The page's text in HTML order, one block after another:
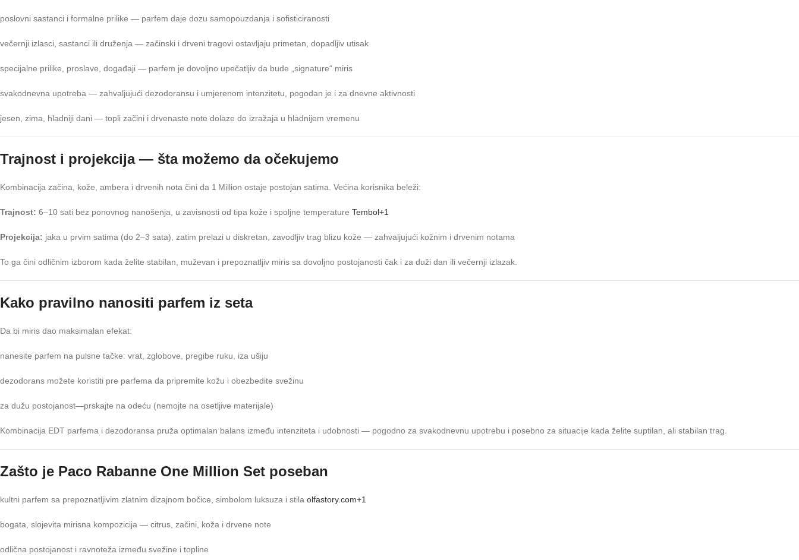
poslovni sastanci i formalne prilike — parfem daje dozu samopouzdanja i sofisticiranosti
večernji izlasci, sastanci ili druženja — začinski i drveni tragovi ostavljaju primetan, dopadljiv utisak
specijalne prilike, proslave, događaji — parfem je dovoljno upečatljiv da bude „signature“ miris
svakodnevna upotreba — zahvaljujući dezodoransu i umjerenom intenzitetu, pogodan je i za dnevne aktivnosti
jesen, zima, hladniji dani — topli začini i drvenaste note dolaze do izražaja u hladnijem vremenu
Trajnost i projekcija — šta možemo da očekujemo
Kombinacija začina, kože, ambera i drvenih nota čini da 1 Million ostaje postojan satima. Većina korisnika beleži:
Trajnost: 6–10 sati bez ponovnog nanošenja, u zavisnosti od tipa kože i spoljne temperature Tembol+1
Projekcija: jaka u prvim satima (do 2–3 sata), zatim prelazi u diskretan, zavodljiv trag blizu kože — zahvaljujući kožnim i drvenim notama
To ga čini odličnim izborom kada želite stabilan, muževan i prepoznatljiv miris sa dovoljno postojanosti čak i za duži dan ili večernji izlazak.
Kako pravilno nanositi parfem iz seta
Da bi miris dao maksimalan efekat:
nanesite parfem na pulsne tačke: vrat, zglobove, pregibe ruku, iza ušiju
dezodorans možete koristiti pre parfema da pripremite kožu i obezbedite svežinu
za dužu postojanost—prskajte na odeću (nemojte na osetljive materijale)
Kombinacija EDT parfema i dezodoransa pruža optimalan balans između intenziteta i udobnosti — pogodno za svakodnevnu upotrebu i posebno za situacije kada želite suptilan, ali stabilan trag.
Zašto je Paco Rabanne One Million Set poseban
kultni parfem sa prepoznatljivim zlatnim dizajnom bočice, simbolom luksuza i stila olfastory.com+1
bogata, slojevita mirisna kompozicija — citrus, začini, koža i drvene note
odlična postojanost i ravnoteža između svežine i topline